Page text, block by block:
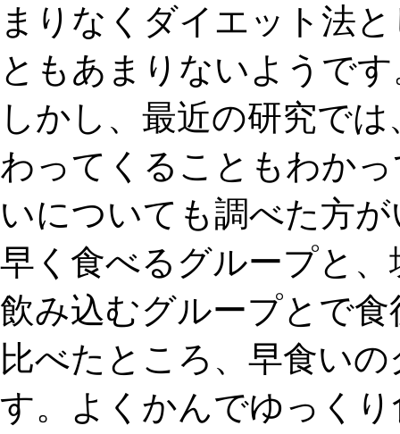
まりなくダイエット法
ともあまりないようで
しかし、最近の研究で
わってくることもわか
いについても調べた方
早く食べるグループと
飲み込むグループとで食
比べたところ、早食い
す。よくかんでゆっく